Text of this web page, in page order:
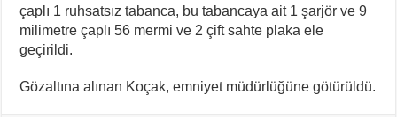
çaplı 1 ruhsatsız tabanca, bu tabancaya ait 1 şarjör ve 9
milimetre çaplı 56 mermi ve 2 çift sahte plaka ele
geçirildi.
Gözaltına alınan Koçak, emniyet müdürlüğüne götürüldü.